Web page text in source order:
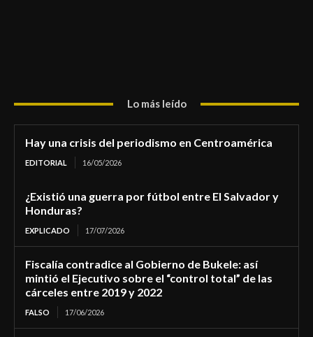
Lo más leído
Hay una crisis del periodismo en Centroamérica
EDITORIAL 16/05/2026
¿Existió una guerra por fútbol entre El Salvador y
Honduras?
EXPLICADO 17/07/2026
Fiscalía contradice al Gobierno de Bukele: así
mintió el Ejecutivo sobre el “control total” de las
cárceles entre 2019 y 2022
FALSO 17/06/2026